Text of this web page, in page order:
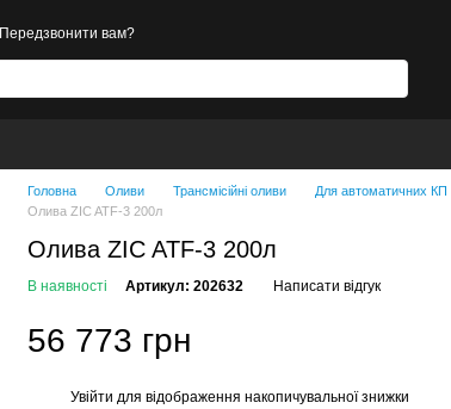
Передзвонити вам?
Головна Оливи Трансмісійні оливи Для автоматичних КП
Олива ZIC ATF-3 200л
Олива ZIC ATF-3 200л
В наявності Артикул: 202632 Написати відгук
56 773 грн
Увійти для відображення накопичувальної знижки